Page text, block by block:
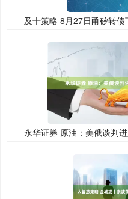
及十策略 8月27日甬矽转
永华证券 原油：美俄谈判